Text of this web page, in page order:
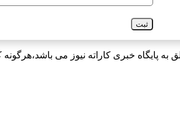
پایگاه خبری کاراته نیوز می